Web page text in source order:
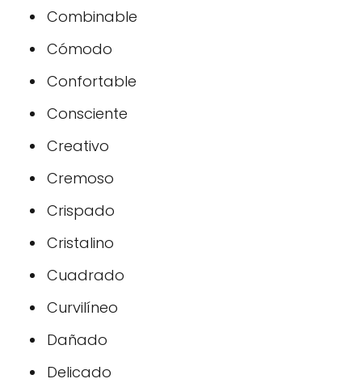
Combinable
Cómodo
Confortable
Consciente
Creativo
Cremoso
Crispado
Cristalino
Cuadrado
Curvilíneo
Dañado
Delicado